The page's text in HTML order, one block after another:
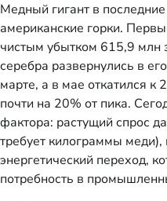
Медный гигант в
американские горки.
чистым убытком 615,9 млн
серебра развернулись в
марте, а в мае откатился к
почти на 20% от пика.
фактора: растущий спрос
требует килограммы меди),
энергетический переход,
потребность в